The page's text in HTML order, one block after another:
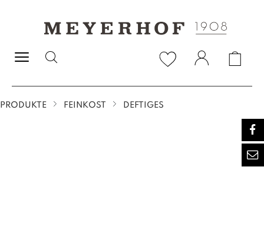
PRODUKTE FEINKOST DEFTIGES